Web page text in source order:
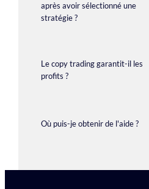
après avoir sélectionné une
stratégie ?
Le copy trading garantit-il les
profits ?
Où puis-je obtenir de l'aide ?